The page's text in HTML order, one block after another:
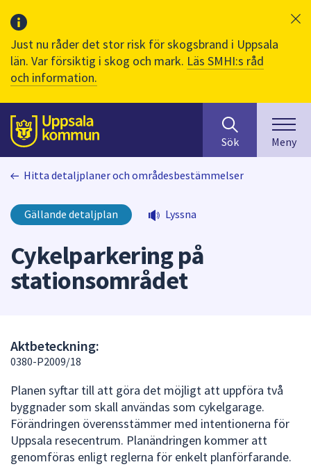
Just nu råder det stor risk för skogsbrand i Uppsala
län. Var försiktig i skog och mark. Läs SMHI:s råd
och information.
Till sidans
huvudinnehåll
efter
innehåll
på
webbplatsen.
i
Använd
piltangenterna
för
att
navigera
Sök Meny
Hitta detaljplaner och områdesbestämmelser
Gällande detaljplan Lyssna
Cykelparkering på
stationsområdet
Aktbeteckning:
0380-P2009/18
Planen syftar till att göra det möjligt att uppföra två
byggnader som skall användas som cykelgarage.
Förändringen överensstämmer med intentionerna för
Uppsala resecentrum. Planändringen kommer att
genomföras enligt reglerna för enkelt planförfarande.